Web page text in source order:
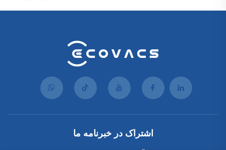
اشتراک در خبرنامه ما